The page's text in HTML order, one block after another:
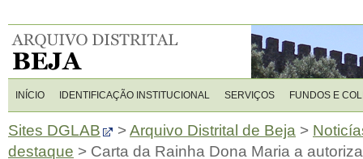
INÍCIO IDENTIFICAÇÃO INSTITUCIONAL SERVIÇOS FUNDOS E
Sites DGLAB >Arquivo Distrital de Beja >
destaque > Carta da Rainha Dona Maria a